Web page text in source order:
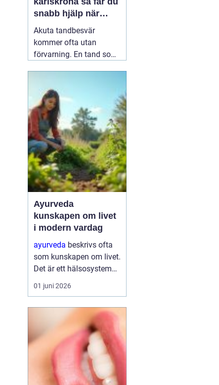
snabb hjälp när
tanden krisar
Akuta tandbesvär
kommer ofta utan
förvarning. En tand som
du knappt kan sova. En
fyllning kan lossna
lagom till helgen, eller en
tand kan skadas vid en
olycka. I sådana lägen
söker många på04 juni
2026
Ayurveda
kunskapen om livet
i modern vardag
ayurveda beskrivs ofta
som kunskapen om livet.
Det är ett hälsosystem
som betonar balans,
helhet och samspelet
omgivning. I stället för
att bara fokusera på
symtom försöker
ayurve...
01 juni 2026